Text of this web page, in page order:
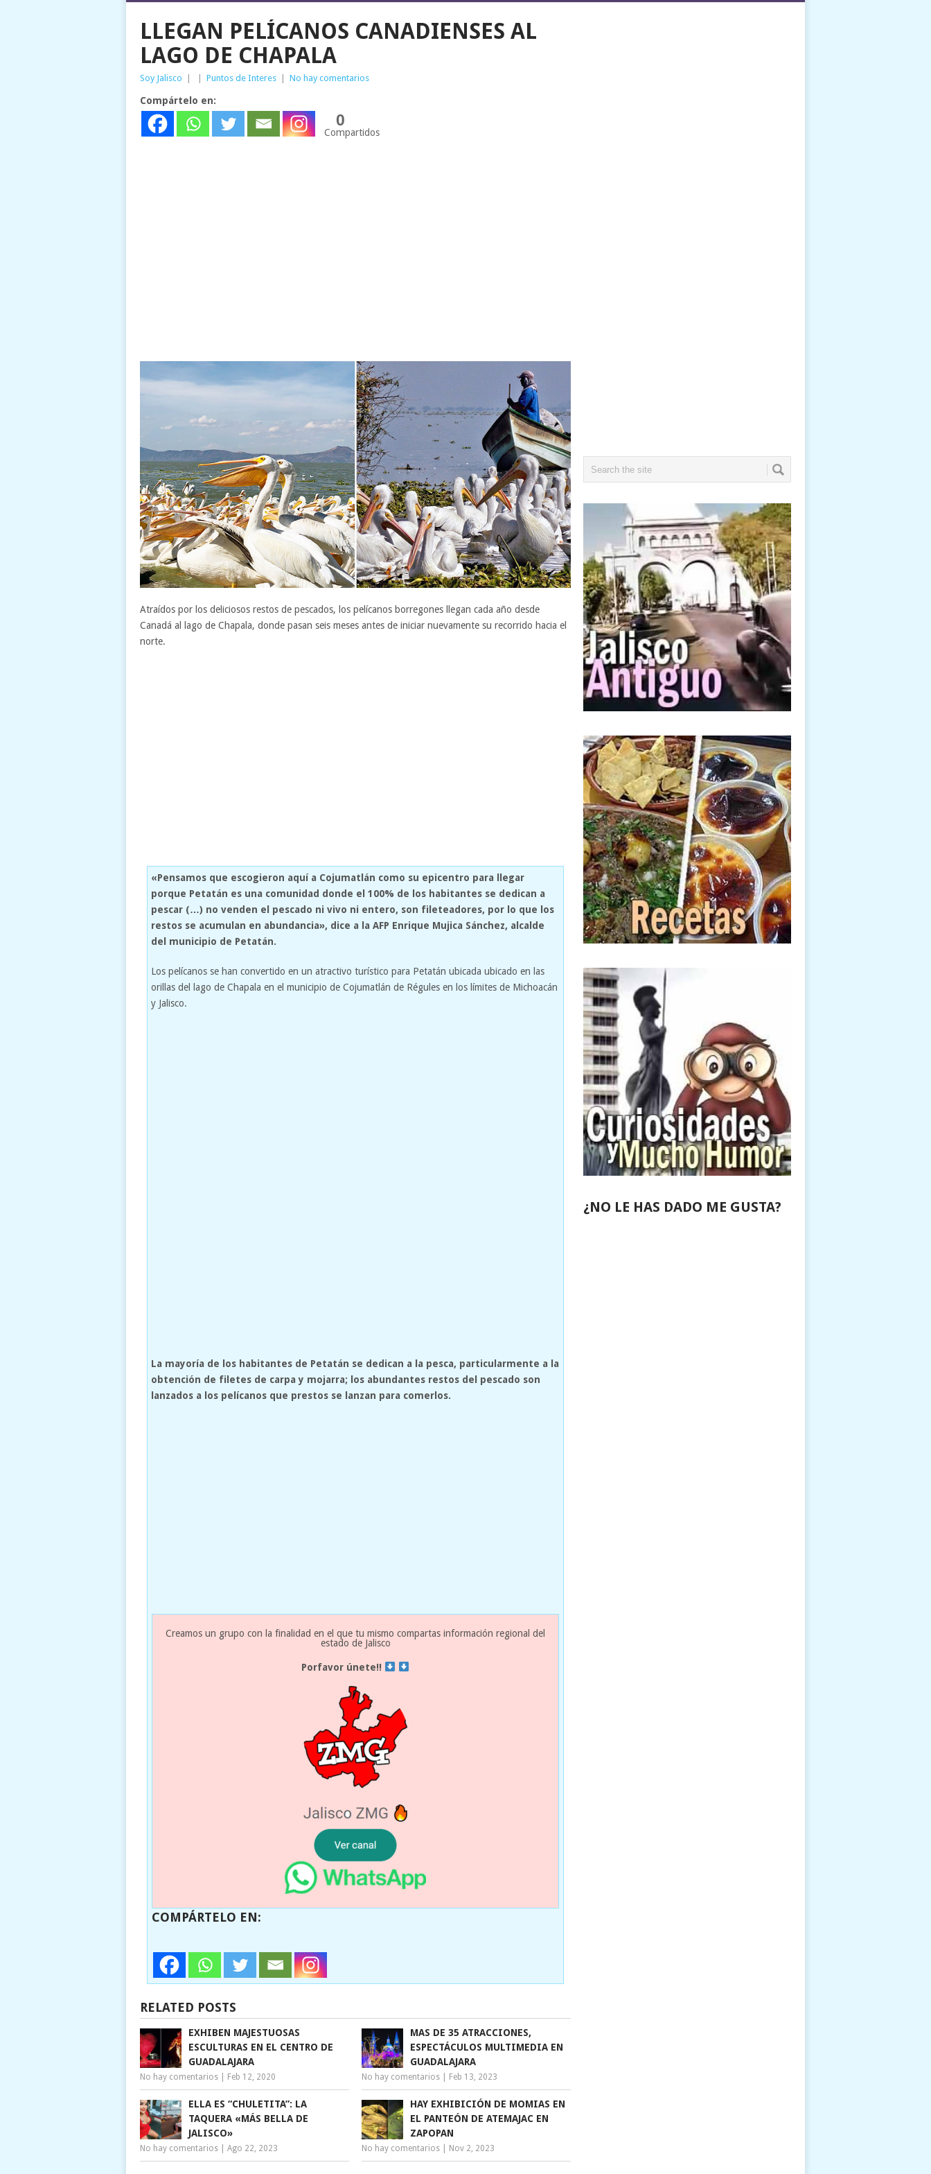
LLEGAN PELÍCANOS CANADIENSES AL
LAGO DE CHAPALA
Soy Jalisco Puntos de Interes No hay comentarios
Compártelo en:
0
Compartidos
Atraídos por los deliciosos restos de pescados, los pelícanos borregones llegan cada año desde
Canadá al lago de Chapala, donde pasan seis meses antes de iniciar nuevamente su recorrido hacia el
norte.
«Pensamos que escogieron aquí a Cojumatlán como su epicentro para llegar
porque Petatán es una comunidad donde el 100% de los habitantes se dedican a
pescar (…) no venden el pescado ni vivo ni entero, son fileteadores, por lo que los
restos se acumulan en abundancia», dice a la AFP Enrique Mujica Sánchez, alcalde
del municipio de Petatán.
Los pelícanos se han convertido en un atractivo turístico para Petatán ubicada ubicado en las
orillas del lago de Chapala en el municipio de Cojumatlán de Régules en los límites de Michoacán
y Jalisco.
La mayoría de los habitantes de Petatán se dedican a la pesca, particularmente a la
obtención de filetes de carpa y mojarra; los abundantes restos del pescado son
lanzados a los pelícanos que prestos se lanzan para comerlos.
Creamos un grupo con la finalidad en el que tu mismo compartas información regional del
estado de Jalisco
Porfavor únete!!
COMPÁRTELO EN:
RELATED POSTS
EXHIBEN MAJESTUOSAS
ESCULTURAS EN EL CENTRO DE
GUADALAJARA
No hay comentarios Feb 12, 2020
MAS DE 35 ATRACCIONES,
ESPECTÁCULOS MULTIMEDIA EN
GUADALAJARA
No hay comentarios Feb 13, 2023
ELLA ES “CHULETITA”: LA
TAQUERA «MÁS BELLA DE
JALISCO»
No hay comentarios Ago 22, 2023
HAY EXHIBICIÓN DE MOMIAS EN
EL PANTEÓN DE ATEMAJAC EN
ZAPOPAN
No hay comentarios Nov 2, 2023
¿NO LE HAS DADO ME GUSTA?